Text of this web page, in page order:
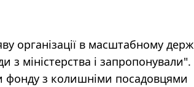
організації в масштабному
з міністерства і
фонду з колишніми посадовцями